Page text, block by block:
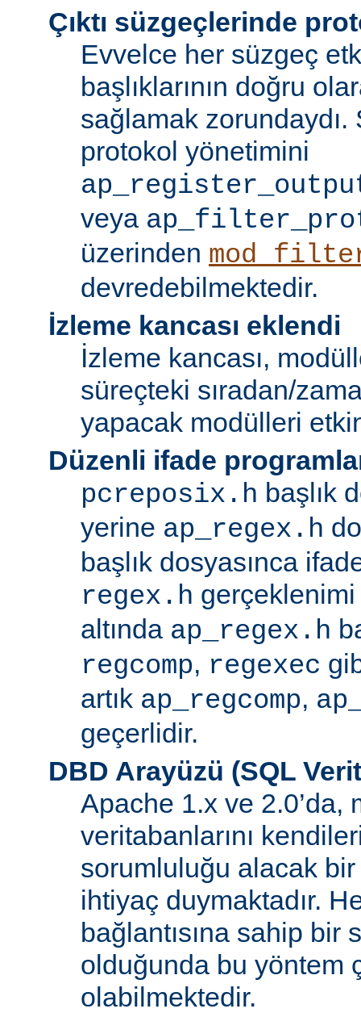
Çıktı süzgeçlerinde
Evvelce her süzgeç
başlıklarının doğru
sağlamak zorundaydı.
protokol yönetimini
veya
üzerinden
devredebilmektedir.
İzleme kancası eklendi
İzleme kancası,
süreçteki sıradan/
yapacak modülleri
Düzenli ifade
pcreposix.h başlık
yerine ap_regex.h
başlık dosyasınca
regex.h
altında ap_regex.h
regcomp, regexec
artık ap_regcomp,
geçerlidir.
DBD Arayüzü (SQL
Apache 1.x ve 2.0’da,
veritabanlarını
sorumluluğu alacak bir
ihtiyaç duymaktadır.
bağlantısına sahip bir
olduğunda bu yöntem
olabilmektedir.